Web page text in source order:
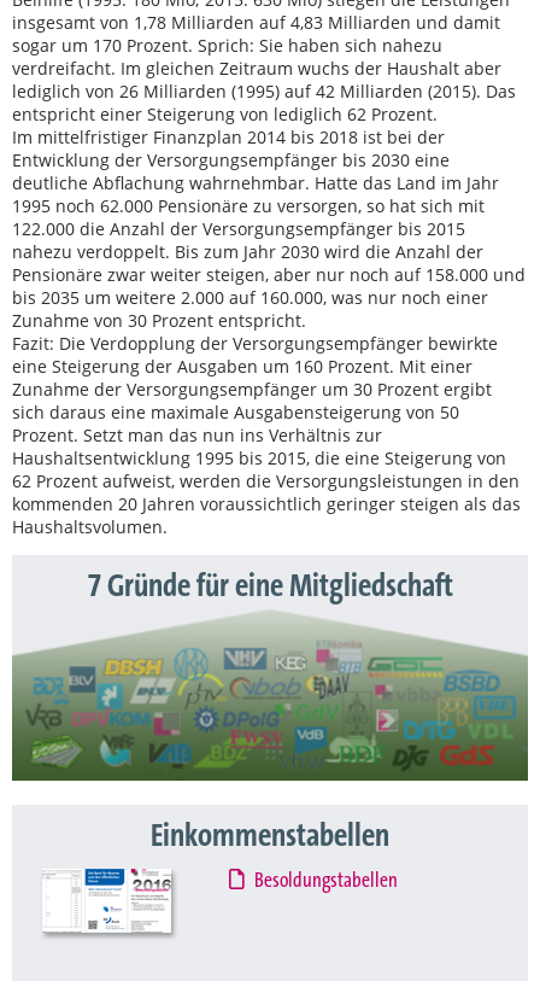
insgesamt von 1,78 Milliarden auf 4,83 Milliarden und damit
sogar um 170 Prozent. Sprich: Sie haben sich nahezu
verdreifacht. Im gleichen Zeitraum wuchs der Haushalt aber
lediglich von 26 Milliarden (1995) auf 42 Milliarden (2015). Das
entspricht einer Steigerung von lediglich 62 Prozent.
Im mittelfristiger Finanzplan 2014 bis 2018 ist bei der
Entwicklung der Versorgungsempfänger bis 2030 eine
deutliche Abflachung wahrnehmbar. Hatte das Land im Jahr
1995 noch 62.000 Pensionäre zu versorgen, so hat sich mit
122.000 die Anzahl der Versorgungsempfänger bis 2015
nahezu verdoppelt. Bis zum Jahr 2030 wird die Anzahl der
Pensionäre zwar weiter steigen, aber nur noch auf 158.000 und
bis 2035 um weitere 2.000 auf 160.000, was nur noch einer
Zunahme von 30 Prozent entspricht.
Fazit: Die Verdopplung der Versorgungsempfänger bewirkte
eine Steigerung der Ausgaben um 160 Prozent. Mit einer
Zunahme der Versorgungsempfänger um 30 Prozent ergibt
sich daraus eine maximale Ausgabensteigerung von 50
Prozent. Setzt man das nun ins Verhältnis zur
Haushaltsentwicklung 1995 bis 2015, die eine Steigerung von
62 Prozent aufweist, werden die Versorgungsleistungen in den
kommenden 20 Jahren voraussichtlich geringer steigen als das
Haushaltsvolumen.
7 Gründe für eine Mitgliedschaft
Einkommenstabellen
Besoldungstabellen